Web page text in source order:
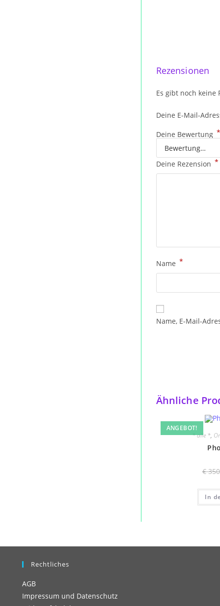
Rezensionen
Es gibt noch keine
Deine E-Mail-
Deine Bewertung *
Deine Rezension *
Name *
Name, E-Mail-
Ähnliche
ANGEBOT!
* alle *,
€
In
Rechtliches
AGB
Impressum und Datenschutz